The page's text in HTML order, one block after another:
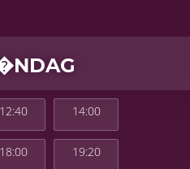
12:40 14:00
18:00 19:20